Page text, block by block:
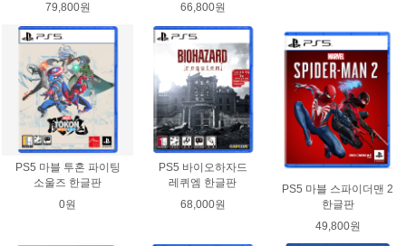
79,800원
66,800원
PS5 마블 투혼 파이팅
소울즈 한글판
0원
PS5 바이오하자드
레퀴엠 한글판
68,000원
PS5 마블 스파이더맨 2
한글판
49,800원